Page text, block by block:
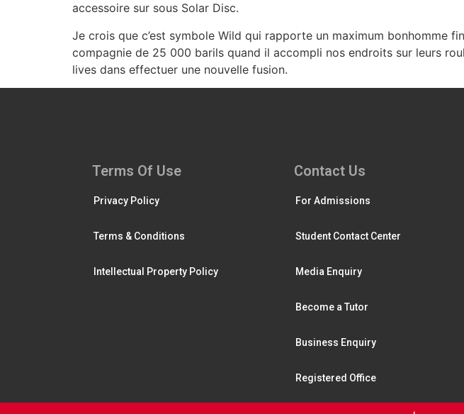
accessoire sur sous Solar Disc.
Je crois que c’est symbole Wild qui rapporte un maximum bonhomme
compagnie de 25 000 barils quand il accompli nos endroits sur leurs
lives dans effectuer une nouvelle fusion.
Terms Of Use
Privacy Policy
Terms & Conditions
Intellectual Property Policy
Contact Us
For Admissions
Student Contact Center
Media Enquiry
Become a Tutor
Business Enquiry
Registered Office